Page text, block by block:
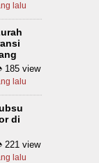
lalu
185 view
lalu
di
221 view
lalu